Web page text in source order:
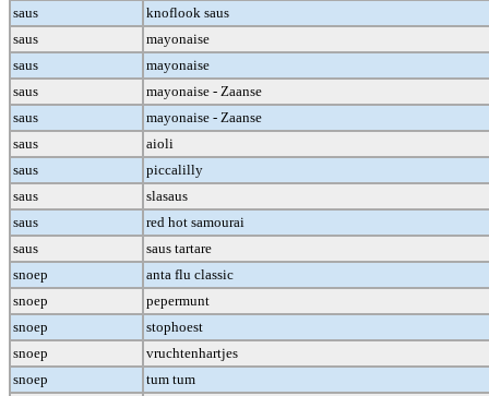
saus
knoflook saus
saus
mayonaise
saus
mayonaise
saus
mayonaise - Zaanse
saus
mayonaise - Zaanse
saus
aioli
saus
piccalilly
saus
slasaus
saus
red hot samourai
saus
saus tartare
snoep
anta flu classic
snoep
pepermunt
snoep
stophoest
snoep
vruchtenhartjes
snoep
tum tum